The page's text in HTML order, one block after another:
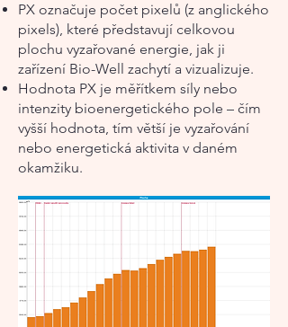
PX označuje počet pixelů (z anglického
pixels), které představují celkovou
plochu vyzařované energie, jak ji
zařízení Bio-Well zachytí a vizualizuje.
Hodnota PX je měřítkem síly nebo
intenzity bioenergetického pole – čím
vyšší hodnota, tím větší je vyzařování
nebo energetická aktivita v daném
okamžiku.